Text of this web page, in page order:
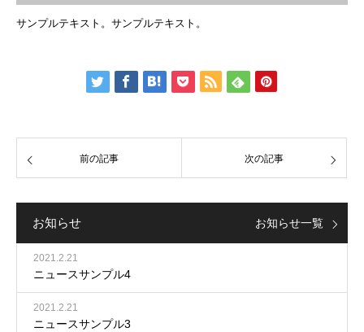
サンプルテキスト。サンプルテキスト。
前の記事 次の記事
お知らせ
2021.2.21
ニュースサンプル4
2021.2.21
ニュースサンプル3
お知らせ一覧